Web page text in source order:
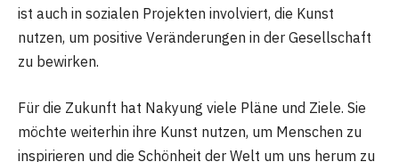
ist auch in sozialen Projekten involviert, die Kunst
nutzen, um positive Veränderungen in der Gesellschaft
zu bewirken.
Für die Zukunft hat Nakyung viele Pläne und Ziele. Sie
möchte weiterhin ihre Kunst nutzen, um Menschen zu
inspirieren und die Schönheit der Welt um uns herum zu